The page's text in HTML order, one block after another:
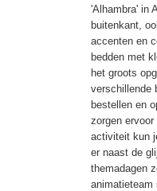
'Alhambra' in
buitenkant,
accenten en
bedden met
het groots
verschillende
bestellen en
zorgen
activiteit kun
er naast de
themadagen
animatieteam